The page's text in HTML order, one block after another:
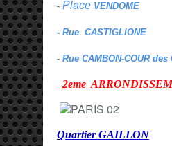
- Place VENDOME
- Rue CASTIGLIONE
- Rue CAMBON-COUR des
2eme
Quartier GAILLON